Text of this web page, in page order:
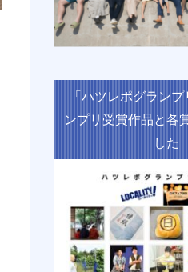
「ハツレポグラン
ンプリ受賞作品と各
した